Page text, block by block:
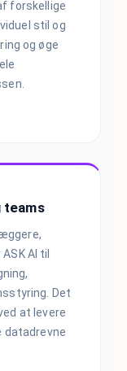
forskellige
stil og
og øge
AI til
Det
at levere
datadrevne